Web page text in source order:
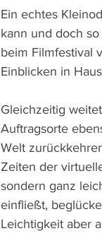
Ein echtes
kann und doch
beim Filmfestival
Einblicken in
Gleichzeitig
Auftragsorte
Welt
Zeiten der
sondern ganz
einfließt,
Leichtigkeit aber